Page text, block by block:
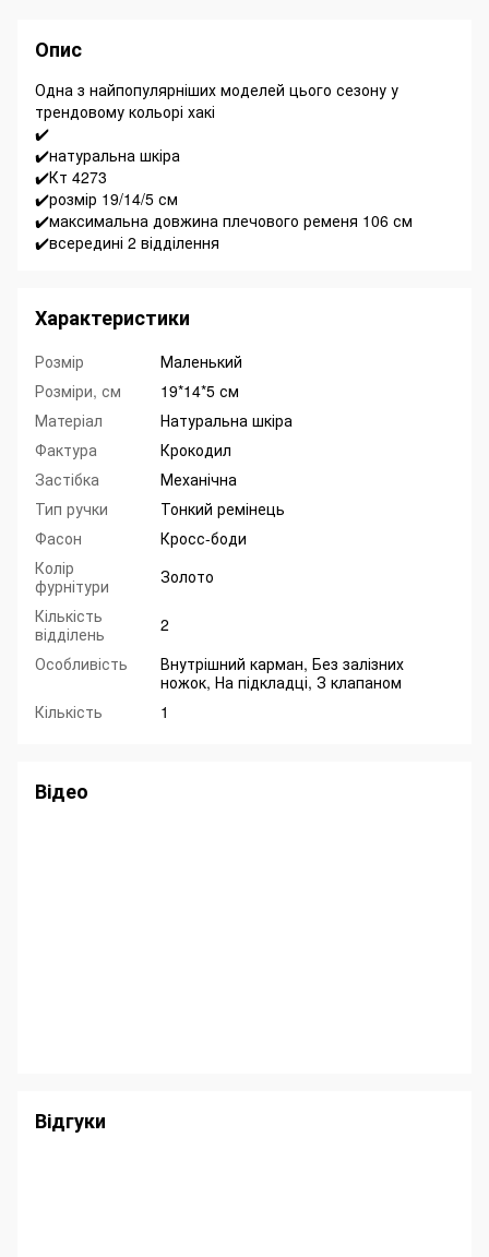
Опис
Одна з найпопулярніших моделей цього сезону у
трендовому кольорі хакі
✔️
✔️натуральна шкіра
✔️Кт 4273
✔️розмір 19/14/5 см
✔️максимальна довжина плечового ременя 106 см
✔️всередині 2 відділення
Характеристики
Розмір
Маленький
Розміри, см
19*14*5 см
Матеріал
Натуральна шкіра
Фактура
Крокодил
Застібка
Механічна
Тип ручки
Тонкий ремінець
Фасон
Кросс-боди
Колір
фурнітури
Золото
Кількість
відділень
2
Особливість
Внутрішний карман, Без залізних
ножок, На підкладці, З клапаном
Кількість
1
Відео
Відгуки